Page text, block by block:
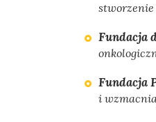
Fundacja
Fundacja
i